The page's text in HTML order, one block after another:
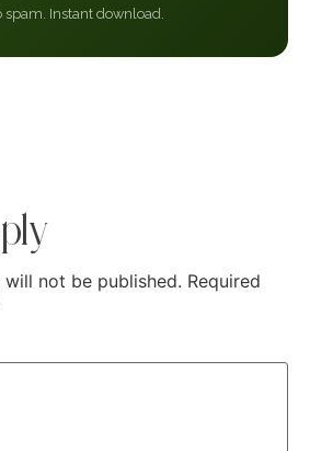
spam. Instant download.
not be published. Required